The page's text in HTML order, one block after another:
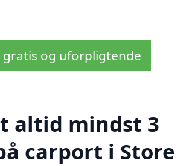
gratis og uforpligtende
altid mindst 3
carport i Store